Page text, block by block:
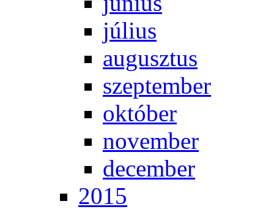
jú­li­us
au­gusz­tus
szep­tem­ber
ok­tó­ber
no­vem­ber
de­cem­ber
2015